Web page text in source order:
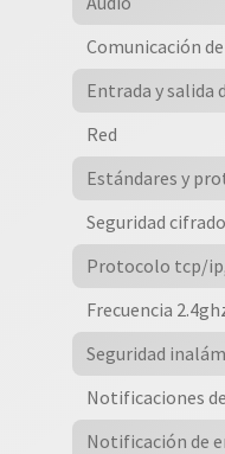
Comunicación
Entrada y salida
Red
Estándares y
Seguridad
Protocolo tcp/
Frecuencia
Seguridad
Notificaciones
Notificación de